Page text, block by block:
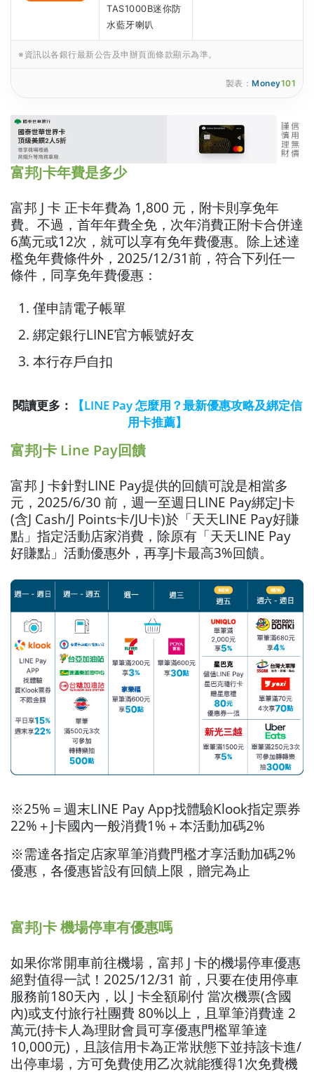
TAS1000B迷你防
水藍牙喇叭
※資訊以各銀行最新公告及申辦頁面條款顯示為準。
製表： Money101
富邦J卡年費是多少
富邦 J 卡 正卡年費為 1,800 元，附卡則享免年
費。不過，首年年費全免，次年消費正附卡合併達
6萬元或12次，就可以享有免年費優惠。除上述達
檻免年費條件外，2025/12/31前，符合下列任一
條件，同享免年費優惠：
僅申請電子帳單
綁定銀行LINE官方帳號好友
本行存戶自扣
閱讀更多：
【LINE Pay 怎麼用？最新優惠攻略及綁定信
用卡推薦】
富邦J卡 Line Pay回饋
富邦 J 卡針對LINE Pay提供的回饋可說是相當多
元，2025/6/30 前，週一至週日LINE Pay綁定J卡
(含J Cash/J Points卡/JU卡)於「天天LINE Pay好賺
點」指定活動店家消費，除原有「天天LINE Pay
好賺點」活動優惠外，再享J卡最高3%回饋。
※25%＝週末LINE Pay App找體驗Klook指定票券
22%＋J卡國內一般消費1%＋本活動加碼2%
※需達各指定店家單筆消費門檻才享活動加碼2%
優惠，各優惠皆設有回饋上限，贈完為止
富邦J卡 機場停車有優惠嗎
如果你常開車前往機場，富邦 J 卡的機場停車優惠
絕對值得一試！2025/12/31 前，只要在使用停車
服務前180天內，以 J 卡全額刷付 當次機票(含國
內)或支付旅行社團費 80%以上，且單筆消費達 2
萬元(持卡人為理財會員可享優惠門檻單筆達
10,000元)，且該信用卡為正常狀態下並持該卡進/
出停車場，方可免費使用乙次就能獲得1次免費機